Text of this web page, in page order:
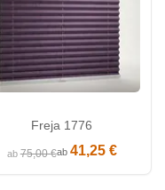
Freja 1776
ab75,00 €ab 41,25 €